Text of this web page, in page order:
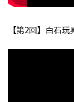
【第2回】白石